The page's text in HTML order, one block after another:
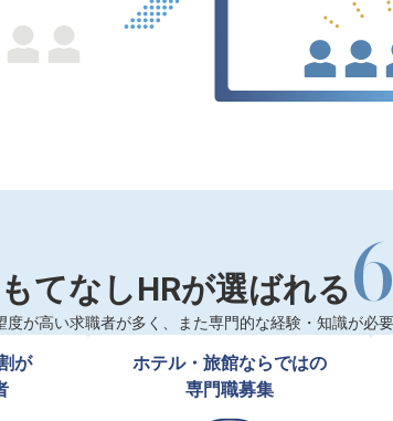
てなしHRが選ばれる6
が高い求職者が多く、また専門的な経験・知識が必
が
ホテル・旅館ならではの
専門職募集